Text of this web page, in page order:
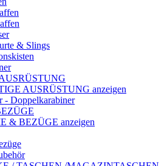
& Slings
AUSRÜSTUNG anzeigen
- Doppelkarabiner
& BEZÜGE anzeigen